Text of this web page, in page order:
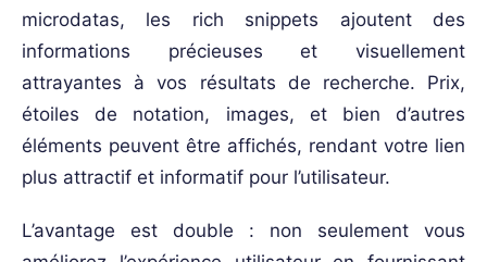
microdatas, les rich snippets ajoutent des
informations précieuses et visuellement
attrayantes à vos résultats de recherche. Prix,
étoiles de notation, images, et bien d’autres
éléments peuvent être affichés, rendant votre lien
plus attractif et informatif pour l’utilisateur.
L’avantage est double : non seulement vous